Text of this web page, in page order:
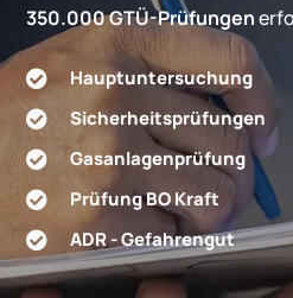
350.000 GTÜ-Prüfungen
 Hauptuntersuchung
 Sicherheitsprüfungen
 Gasanlagenprüfung
 Prüfung BO Kraft
 ADR - Gefahrengut